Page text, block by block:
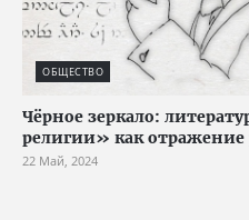
ОБЩЕСТВО
Чёрное зеркало:
религии» как
22 Май, 2024